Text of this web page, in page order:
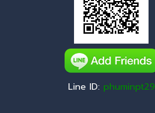
Line ID: phuminpt29